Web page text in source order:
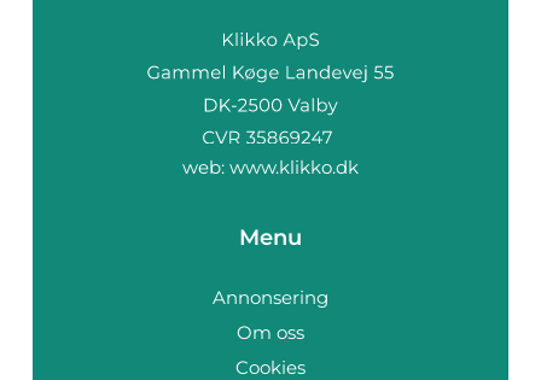
web: www.klikko.dk
Menu
Annonsering
Om oss
Cookies